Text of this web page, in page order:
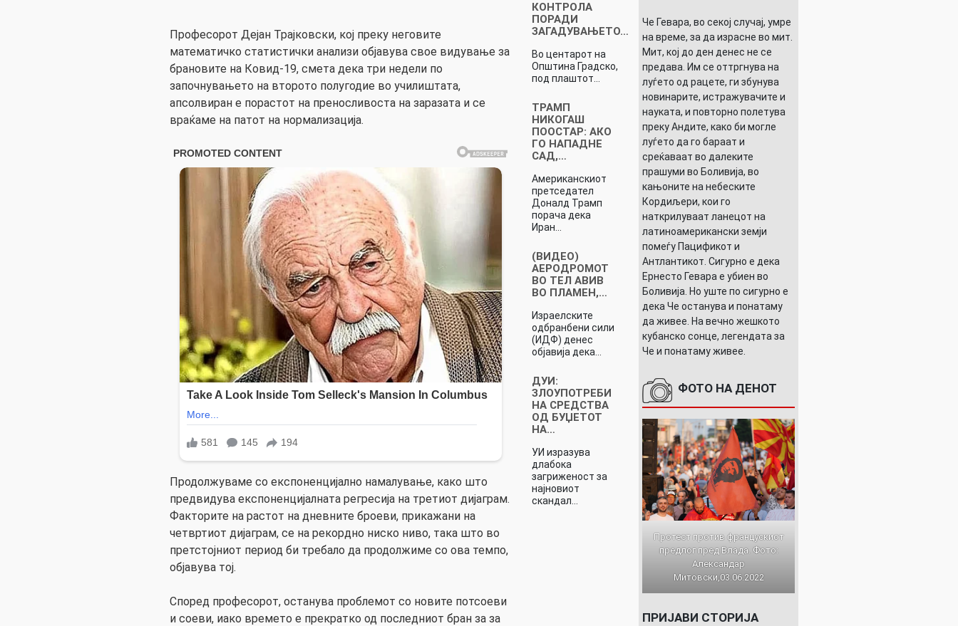
Професорот Дејан Трајковски, кој преку неговите
математичко статистички анализи објавува свое видување за
брановите на Ковид-19, смета дека три недели по
започнувањето на второто полугодие во училиштата,
апсолвиран е порастот на преносливоста на заразата и се
враќаме на патот на нормализација.
Продолжуваме со експоненцијално намалување, како што
предвидува експоненцијалната регресија на третиот дијаграм.
Факторите на растот на дневните броеви, прикажани на
четвртиот дијаграм, се на рекордно ниско ниво, така што во
претстојниот период би требало да продолжиме со ова темпо,
објавува тој.
Според професорот, останува проблемот со новите потсоеви
и соеви, иако времето е прекратко од последниот бран за за
КОНТРОЛА
ПОРАДИ
ЗАГАДУВАЊЕТО…
Во центарот на
Општина Градско,
под плаштот…
ТРАМП
НИКОГАШ
ПООСТАР: АКО
ГО НАПАДНЕ
САД,…
Американскиот
претседател
Доналд Трамп
порача дека
Иран…
(ВИДЕО)
АЕРОДРОМОТ
ВО ТЕЛ АВИВ
ВО ПЛАМЕН,…
Израелските
одбранбени сили
(ИДФ) денес
објавија дека…
ДУИ:
ЗЛОУПОТРЕБИ
НА СРЕДСТВА
ОД БУЏЕТОТ
НА…
УИ изразува
длабока
загриженост за
најновиот
скандал…
Че Гевара, во секој случај, умре
на време, за да израсне во мит.
Мит, кој до ден денес не се
предава. Им се оттргнува на
луѓето од рацете, ги збунува
новинарите, истражувачите и
науката, и повторно полетува
преку Андите, како би могле
луѓето да го бараат и
среќаваат во далеките
прашуми во Боливија, во
кањоните на небеските
Кордиљери, кои го
наткрилуваат ланецот на
латиноамерикански земји
помеѓу Пацификот и
Антлантикот. Сигурно е дека
Ернесто Гевара е убиен во
Боливија. Но уште по сигурно е
дека Че останува и понатаму
да живее. На вечно жешкото
кубанско сонце, легендата за
Че и понатаму живее.
ФОТО НА ДЕНОТ
Протест против францускиот
предлог пред Влада. Фото:
Александар
Митовски,03.06.2022
ПРИЈАВИ СТОРИЈА